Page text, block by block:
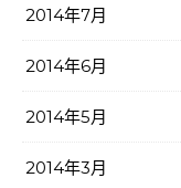
2014年7月
2014年6月
2014年5月
2014年3月